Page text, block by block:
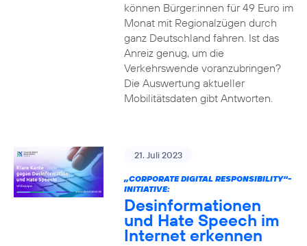
können Bürger:innen für 49 Euro im
Monat mit Regionalzügen durch
ganz Deutschland fahren. Ist das
Anreiz genug, um die
Verkehrswende voranzubringen?
Die Auswertung aktueller
Mobilitätsdaten gibt Antworten.
21. Juli 2023
„CORPORATE DIGITAL RESPONSIBILITY“-
INITIATIVE:
Desinformationen
und Hate Speech im
Internet erkennen